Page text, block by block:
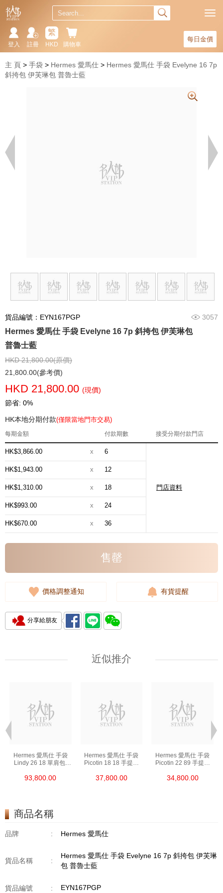
每日金價
購物車
繁
HKD
註冊
登入
主 頁 手袋 Hermes 愛馬仕
Hermes 愛馬仕 手袋 Evelyne 16 7p
斜挎包 伊芙琳包 普魯士藍
貨品編號：EYN167PGP 3057
Hermes 愛馬仕 手袋 Evelyne 16 7p 斜挎包 伊芙琳包
普魯士藍
HKD 21,800.00(原價)
21,800.00(參考價)
HKD 21,800.00 (現價)
節省: 0%
HK本地分期付款(僅限當地門市交易)
每期金額 付款期數 接受分期付款門店
HK$3,866.00 x 6
門店資料
HK$1,943.00 x 12
HK$1,310.00 x 18
HK$993.00 x 24
HK$670.00 x 36
售罄
價格調整通知 有貨提醒
分享給朋友
近似推介
Hermes 愛馬仕 手袋
Lindy 26 18 單肩包/
93,800.00
Hermes 愛馬仕 手袋
Picotin 18 18 手提包
37,800.00
Hermes 愛馬仕 手袋
Picotin 22 89 手提包
34,800.00
商品名稱
品牌 : Hermes 愛馬仕
貨品名稱 :
Hermes 愛馬仕 手袋 Evelyne 16 7p 斜挎包 伊芙琳
包 普魯士藍
貨品編號 : EYN167PGP